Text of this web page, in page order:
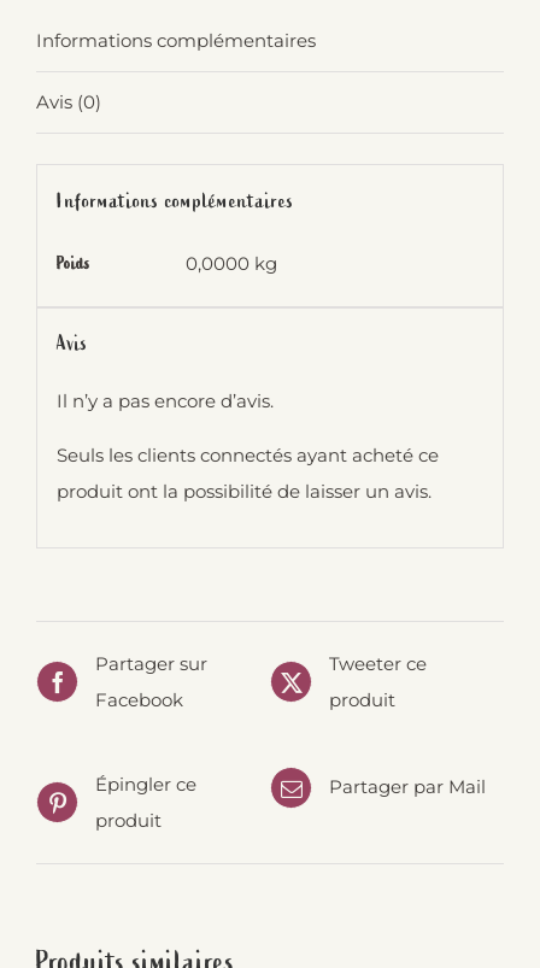
Informations complémentaires
Avis (0)
Informations complémentaires
Poids 0,0000 kg
Avis
Il n’y a pas encore d’avis.
Seuls les clients connectés ayant acheté ce
produit ont la possibilité de laisser un avis.
Partager sur
Facebook
Tweeter ce
produit
Épingler ce
produit
Partager par Mail